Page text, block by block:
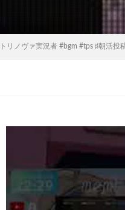
リノヴァ実況者 #bgm #tps ♯朝活投